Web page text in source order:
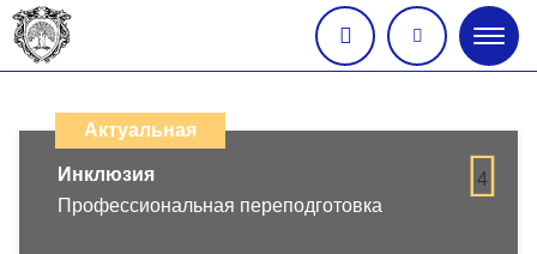
меню
дистанционных
образовательных
Актуальная
4
Инклюзия
Профессиональная переподготовка